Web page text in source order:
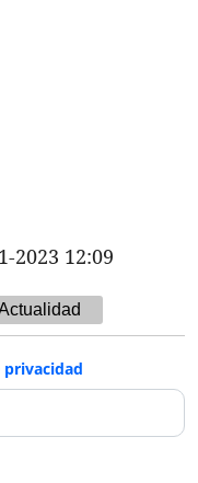
2023 12:09
privacidad